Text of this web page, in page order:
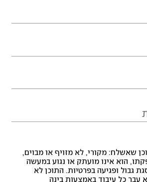
שאשלח: מקורי, לא מזויף או מבוים,
הוא אינו מועתק או נגוע במעשה
גבול ופגיעה בפרטיות. התוכן לא
עבר כל עיבוד באמצעות בינה